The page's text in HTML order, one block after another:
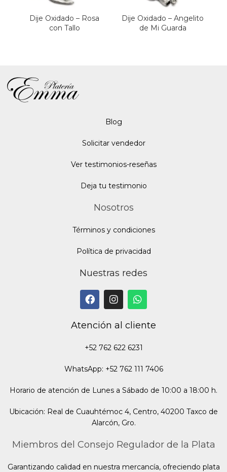
Dije Oxidado – Rosa
con Tallo
Dije Oxidado – Angelito
de Mi Guarda
Blog
Solicitar vendedor
Ver testimonios-reseñas
Deja tu testimonio
Nosotros
Términos y condiciones
Política de privacidad
Nuestras redes
Atención al cliente
+52 762 622 6231
WhatsApp: +52 762 111 7406
Horario de atención de Lunes a Sábado de 10:00 a 18:00 h.
Ubicación: Real de Cuauhtémoc 4, Centro, 40200 Taxco de
Alarcón, Gro.
Miembros del Consejo Regulador de la Plata
Garantizando calidad en nuestra mercancía, ofreciendo plata